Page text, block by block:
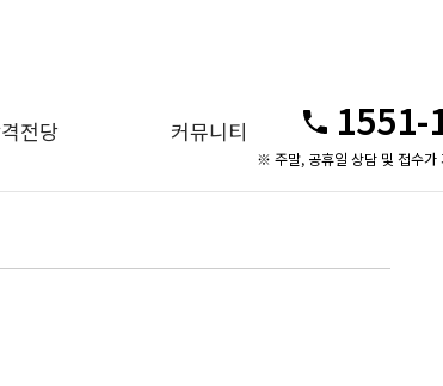
전당 커뮤니티 1551-
※ 주말, 공휴일 상담 및 접수가